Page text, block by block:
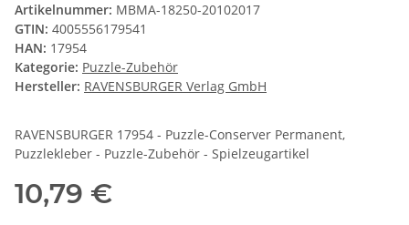
Artikelnummer: MBMA-18250-20102017
GTIN: 4005556179541
HAN: 17954
Kategorie: Puzzle-Zubehör
Hersteller: RAVENSBURGER Verlag GmbH
RAVENSBURGER 17954 - Puzzle-Conserver Permanent,
Puzzlekleber - Puzzle-Zubehör - Spielzeugartikel
10,79 €